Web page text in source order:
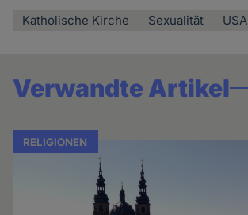
Katholische Kirche Sexualität USA
Verwandte Artikel
RELIGIONEN